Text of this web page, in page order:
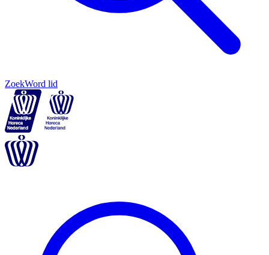
ZoekWord lid